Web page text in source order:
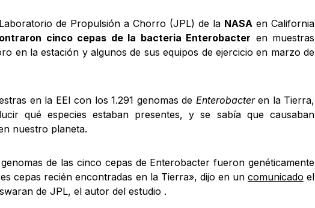
de Propulsión a Chorro (JPL) de la NASA en California
cinco cepas de la bacteria Enterobacter en muestras
en la estación y algunos de sus equipos de ejercicio en marzo de
en la EEI con los 1.291 genomas de Enterobacteren la Tierra,
qué especies estaban presentes, y se sabía que causaban
nuestro planeta.
de las cinco cepas de Enterobacter fueron genéticamente
cepas recién encontradas en la Tierra», dijo en un comunicado el
de JPL, el autor del estudio .